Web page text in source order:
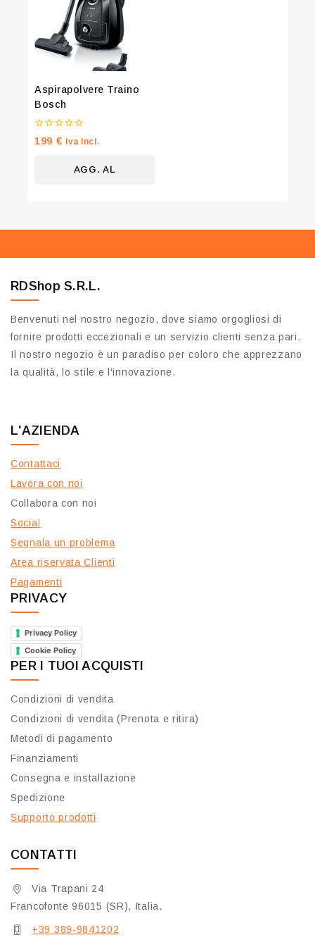
Aspirapolvere Traino
Bosch
0
su
199 € Iva Incl.
AGG. AL
RDShop S.R.L.
Benvenuti nel nostro negozio, dove siamo orgogliosi di
fornire prodotti eccezionali e un servizio clienti senza pari.
Il nostro negozio è un paradiso per coloro che apprezzano
la qualità, lo stile e l'innovazione.
L'AZIENDA
Contattaci
Lavora con noi
Collabora con noi
Social
Segnala un problema
Area riservata Clienti
Pagamenti
PRIVACY
Privacy Policy
Cookie Policy
PER I TUOI ACQUISTI
Condizioni di vendita
Condizioni di vendita (Prenota e ritira)
Metodi di pagamento
Finanziamenti
Consegna e installazione
Spedizione
Supporto prodotti
CONTATTI
Via Trapani 24
Francofonte 96015 (SR), Italia.
+39 389-9841202